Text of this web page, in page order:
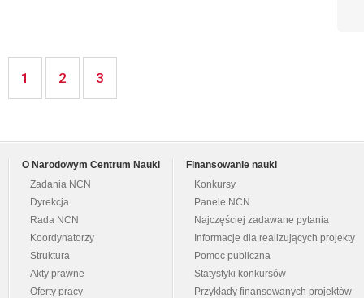
1 2 3
O Narodowym Centrum Nauki
Zadania NCN
Dyrekcja
Rada NCN
Koordynatorzy
Struktura
Akty prawne
Oferty pracy
Finansowanie nauki
Konkursy
Panele NCN
Najczęściej zadawane pytania
Informacje dla realizujących projekty
Pomoc publiczna
Statystyki konkursów
Przykłady finansowanych projektów